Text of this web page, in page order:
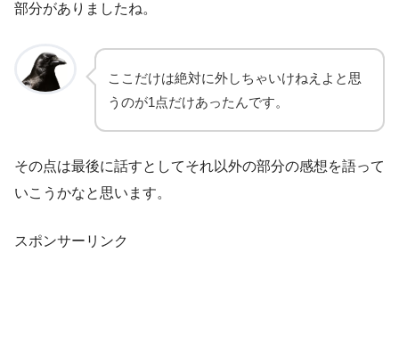
部分がありましたね。
ここだけは絶対に外しちゃいけねえよと思
うのが1点だけあったんです。
その点は最後に話すとしてそれ以外の部分の感想を語って
いこうかなと思います。
スポンサーリンク